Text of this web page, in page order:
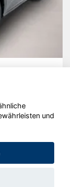
- 2026
und